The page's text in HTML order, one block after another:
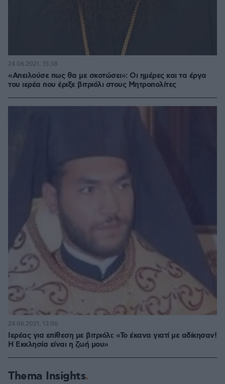
«Απειλούσε πως θα με σκοτώσει»: Οι ημέρες και τα έργα
του ιερέα που έριξε βιτριόλι στους Μητροπολίτες
24.06.2021, 15:38
Ιερέας για επίθεση με βιτριόλι: «Το έκανα γιατί με αδίκησαν!
Η Εκκλησία είναι η ζωή μου»
24.06.2021, 13:06
Thema Insights